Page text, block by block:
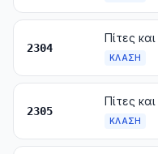
2304
ΚΛΆΣΗ
2305
ΚΛΆΣΗ